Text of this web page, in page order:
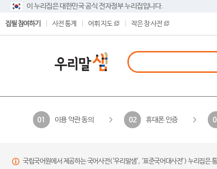
이 누리집은 대한민국 공식 전자정부 누리집입니다.
집필 참여하기 사전 통계 어휘 지도 작은 창 사전
01 이용 약관 동의 02 휴대폰 인증
국립국어원에서 제공하는 국어사전(‘우리말샘’, ‘표준국어대사전’) 누리집